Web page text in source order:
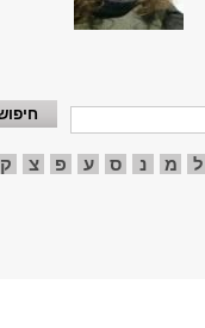
ל מ נ ס ע פ צ ק